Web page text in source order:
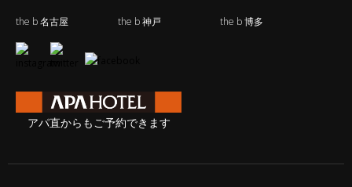
the b 名古屋 the b 神戸 the b 博多
アパ直からもご予約できます